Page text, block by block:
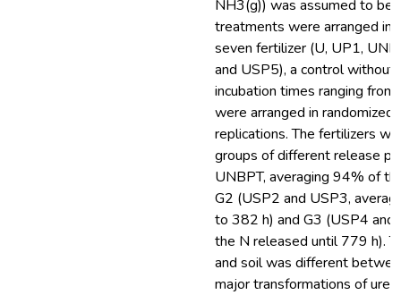
NH3(g)) was assumed to be
treatments were arranged in
seven fertilizer (U, UP1,
and USP5), a control without
incubation times ranging
were arranged in
replications. The fertilizers
groups of different release
UNBPT, averaging 94% of
G2 (USP2 and USP3,
to 382 h) and G3 (USP4
the N released until 779 h).
and soil was different
major transformations of